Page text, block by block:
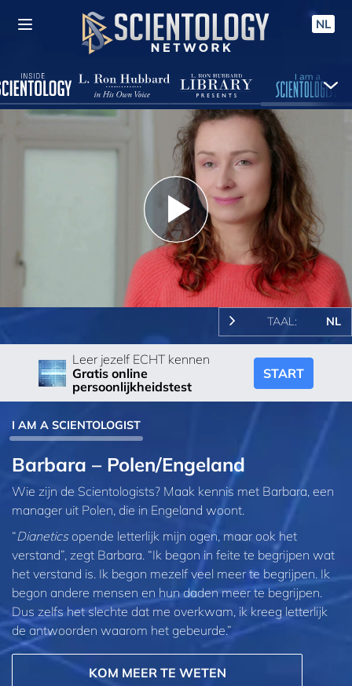
NL
Play
Video
TAAL: NL
Leer jezelf ECHT kennen
Gratis online
persoonlijkheidstest
START
I AM A SCIENTOLOGIST
Barbara – Polen/Engeland
Wie zijn de Scientologists? Maak kennis met Barbara, een
manager uit Polen, die in Engeland woont.
“Dianeticsopende letterlijk mijn ogen, maar ook het
verstand”, zegt Barbara. “Ik begon in feite te begrijpen wat
het verstand is. Ik begon mezelf veel meer te begrijpen. Ik
begon andere mensen en hun daden meer te begrijpen.
Dus zelfs het slechte dat me overkwam, ik kreeg letterlijk
de antwoorden waarom het gebeurde.”
KOM MEER TE WETEN